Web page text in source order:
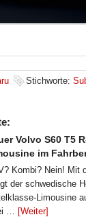
Stichworte:
Volvo S60 T5
im
Kombi? Nein! Mit
der schwedische
Limousine
… [Weiter]